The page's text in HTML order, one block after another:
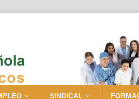
SINDICAL